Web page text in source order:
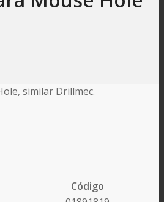
similar Drillmec.
Código